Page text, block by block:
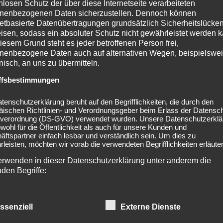
Lösung: Private Tangostunden! Alle Infos hier.
/ 18 € support / oder mit der 8er Karte oder über
0178 – 513 45 42
Schutz der über diese Internetseite verarbeiteten
Daten sicherzustellen. Dennoch können
Datenübertragungen grundsätzlich Sicherheitslücken
sodass ein absoluter Schutz nicht gewährleistet werden
Grund steht es jeder betroffenen Person frei,
Daten auch auf alternativen Wegen,
an uns zu übermitteln.
beruht auf den Begrifflichkeiten, die durch den
Richtlinien- und Verordnungsgeber beim Erlass der
(DS-GVO) verwendet wurden. Unsere
für die Öffentlichkeit als auch für unsere Kunden und
einfach lesbar und verständlich sein. Um dies zu
möchten wir vorab die verwendeten Begrifflichkeiten
in dieser Datenschutzerklärung unter anderem die
Begriffe:
a) personenbezogene Daten Externe Dienste